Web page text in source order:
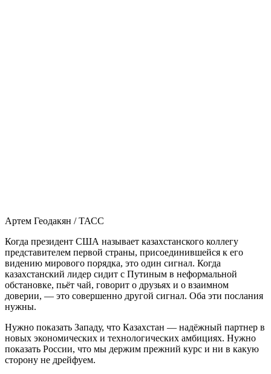
Артем Геодакян / ТАСС
Когда президент США называет казахстанского коллегу
представителем первой страны, присоединившейся к его
видению мирового порядка, это один сигнал. Когда
казахстанский лидер сидит с Путиным в неформальной
обстановке, пьёт чай, говорит о друзьях и о взаимном
доверии, — это совершенно другой сигнал. Оба эти послания
нужны.
Нужно показать Западу, что Казахстан — надёжный партнер в
новых экономических и технологических амбициях. Нужно
показать России, что мы держим прежний курс и ни в какую
сторону не дрейфуем.